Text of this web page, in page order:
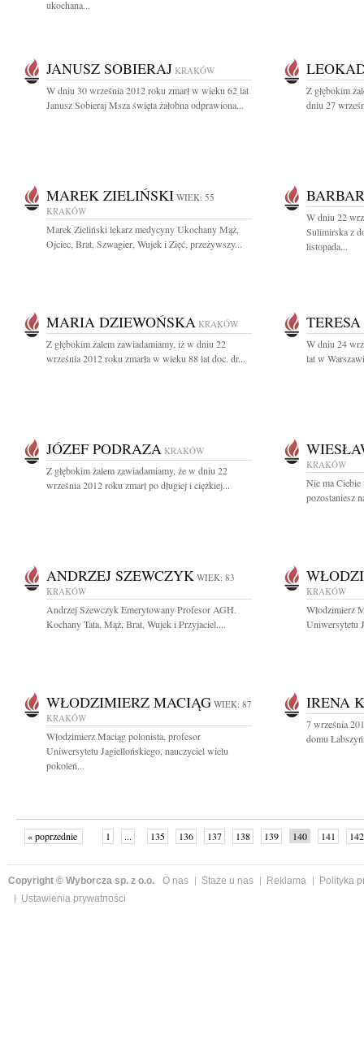
ukochana...
JANUSZ SOBIERAJ KRAKÓW
W dniu 30 września 2012 roku zmarł w wieku 62 lat
Janusz Sobieraj Msza święta żałobna odprawiona...
Z głębokim
dniu 27
MAREK ZIELIŃSKI WIEK: 55
KRAKÓW
Marek Zieliński lekarz medycyny Ukochany Mąż,
Ojciec, Brat, Szwagier, Wujek i Zięć, przeżywszy...
W dniu 22
Sulimirska z
listopada...
MARIA DZIEWOŃSKA KRAKÓW
Z głębokim żalem zawiadamiamy, iż w dniu 22
września 2012 roku zmarła w wieku 88 lat doc. dr...
W dniu 24
lat w
JÓZEF PODRAZA KRAKÓW
Z głębokim żalem zawiadamiamy, że w dniu 22
września 2012 roku zmarł po długiej i ciężkiej...
KRAKÓW
Nie ma Ciebie
pozostaniesz
ANDRZEJ SZEWCZYK WIEK: 83
KRAKÓW
Andrzej Szewczyk Emerytowany Profesor AGH.
Kochany Tata, Mąż, Brat, Wujek i Przyjaciel....
KRAKÓW
Włodzimierz
Uniwersytetu
WŁODZIMIERZ MACIĄG WIEK: 87
KRAKÓW
Włodzimierz Maciąg polonista, profesor
Uniwersytetu Jagiellońskiego, nauczyciel wielu
pokoleń...
IRENA
7 września
domu
« poprzednie 1 ... 135 136 137 138 139 140 141
142
Copyright © Wyborcza sp. z o.o. O nas Staże u nas Reklama
Polityka
Ustawienia prywatności